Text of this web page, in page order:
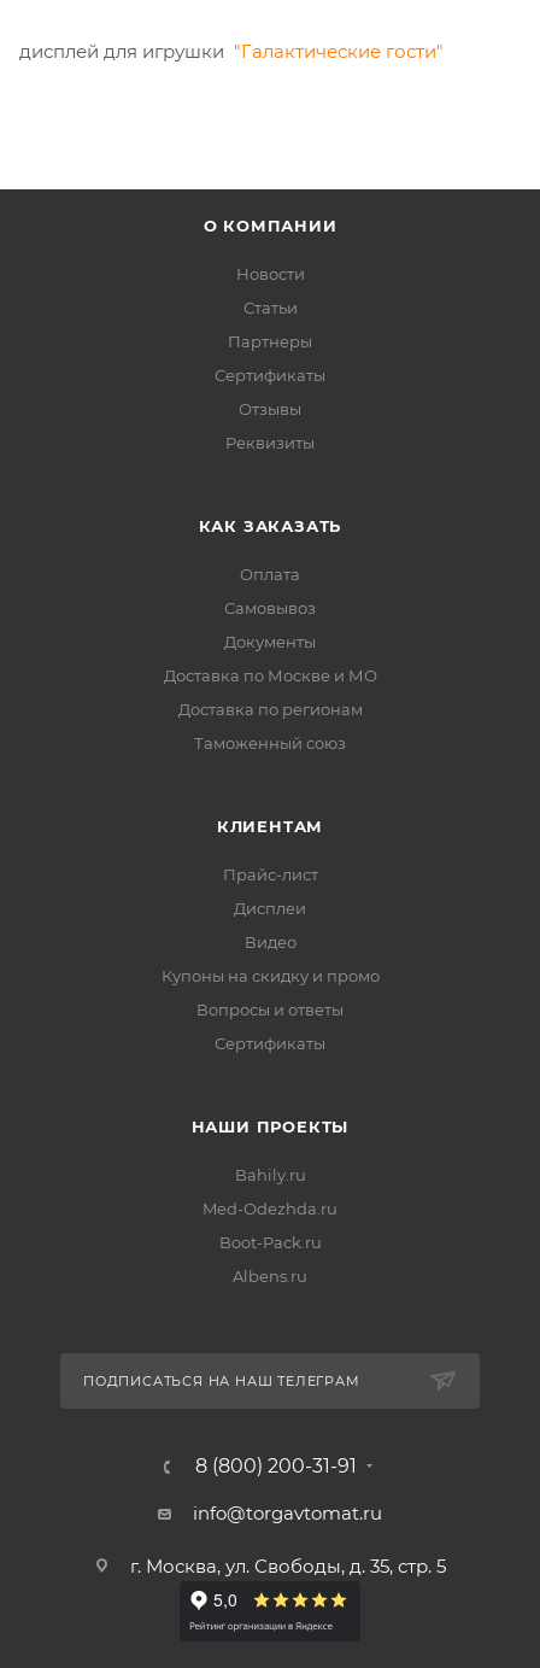
дисплей для игрушки "Галактические гости"
О КОМПАНИИ
Новости
Статьи
Партнеры
Сертификаты
Отзывы
Реквизиты
КАК ЗАКАЗАТЬ
Оплата
Самовывоз
Документы
Доставка по Москве и МО
Доставка по регионам
Таможенный союз
КЛИЕНТАМ
Прайс-лист
Дисплеи
Видео
Купоны на скидку и промо
Вопросы и ответы
Сертификаты
НАШИ ПРОЕКТЫ
Bahily.ru
Med-Odezhda.ru
Boot-Pack.ru
Albens.ru
ПОДПИСАТЬСЯ НА НАШ ТЕЛЕГРАМ
8 (800) 200-31-91
info@torgavtomat.ru
г. Москва, ул. Свободы, д. 35, стр. 5